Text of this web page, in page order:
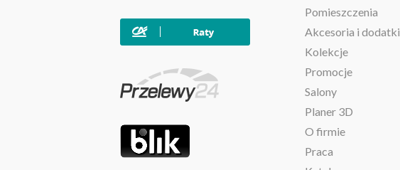
Pomieszczenia
Akcesoria i dodatki
Kolekcje
Promocje
Salony
Planer 3D
O firmie
Praca